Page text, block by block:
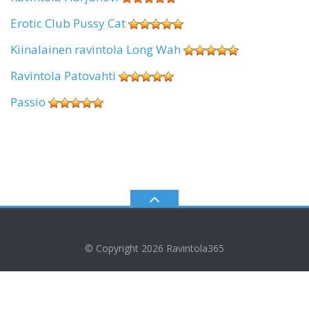
Erotic Club Pussy Cat
Kiinalainen ravintola Long Wah
Ravintola Patovahti
Passio
© Copyright 2026 Ravintola365